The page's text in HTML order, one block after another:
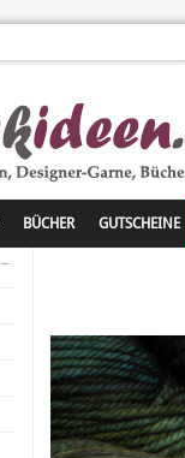
BÜCHER GUTSCHEINE